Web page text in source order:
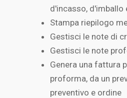
d'incasso, d'imballo
Stampa riepilogo
Gestisci le note di
Gestisci le note
Genera una fattura
proforma, da un
preventivo e ordine